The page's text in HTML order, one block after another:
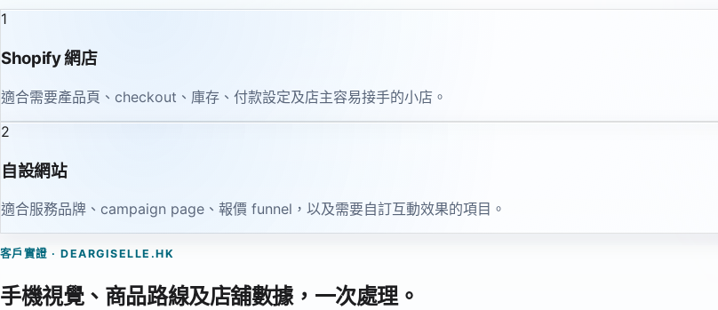
1
Shopify 網店
適合需要產品頁、checkout、庫存、付款設定及店主容易接手的小店。
2
自設網站
適合服務品牌、campaign page、報價 funnel，以及需要自訂互動效果的項目。
客戶實證 · DEARGISELLE.HK
手機視覺、商品路線及店舖數據，一次處理。